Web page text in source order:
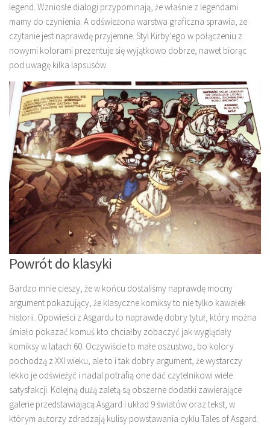
legend. Wzniosłe dialogi przypominają, że właśnie z legendami
mamy do czynienia. A odświeżona warstwa graficzna sprawia, że
czytanie jest naprawdę przyjemne. Styl Kirby’ego w połączeniu z
nowymi kolorami prezentuje się wyjątkowo dobrze, nawet biorąc
pod uwagę kilka lapsusów.
Powrót do klasyki
Bardzo mnie cieszy, że w końcu dostaliśmy naprawdę mocny
argument pokazujący, że klasyczne komiksy to nie tylko kawałek
historii. Opowieści z Asgardu to naprawdę dobry tytuł, który można
śmiało pokazać komuś kto chciałby zobaczyć jak wyglądały
komiksy w latach 60. Oczywiście to małe oszustwo, bo kolory
pochodzą z XXI wieku, ale to i tak dobry argument, że wystarczy
lekko je odświeżyć i nadal potrafią one dać czytelnikowi wiele
satysfakcji. Kolejną dużą zaletą są obszerne dodatki zawierające
galerie przedstawiającą Asgard i układ 9 światów oraz tekst, w
którym autorzy zdradzają kulisy powstawania cyklu Tales of Asgard.